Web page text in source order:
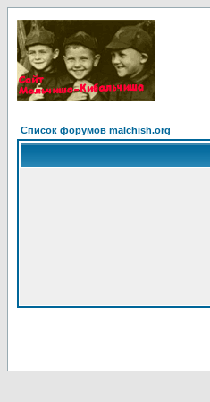
Список форумов malchish.org